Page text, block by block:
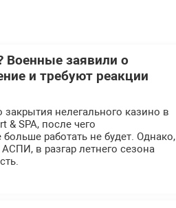
Военные заявили о
и требуют реакции
нелегального казино в
& SPA, после чего
работать не будет. Однако,
в разгар летнего сезона